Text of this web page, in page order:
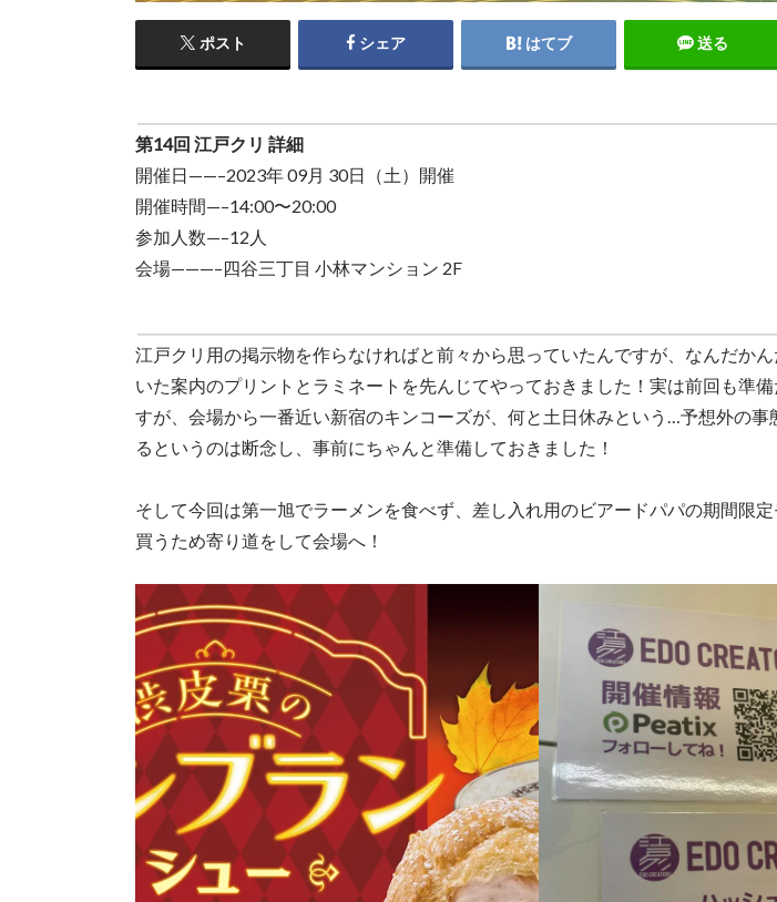
ポスト シェア はてブ 送る
第14回 江戸クリ 詳細
開催日——–2023年 09月 30日（土）開催
開催時間—–14:00〜20:00
参加人数—–12人
会場———–四谷三丁目 小林マンション 2F
江戸クリ用の掲示物を作らなければと前々から思っていたんですが、なんだか
いた案内のプリントとラミネートを先んじてやっておきました！実は前回も準
すが、会場から一番近い新宿のキンコーズが、何と土日休みという…予想外の事
るというのは断念し、事前にちゃんと準備しておきました！
そして今回は第一旭でラーメンを食べず、差し入れ用のビアードパパの期間限
買うため寄り道をして会場へ！